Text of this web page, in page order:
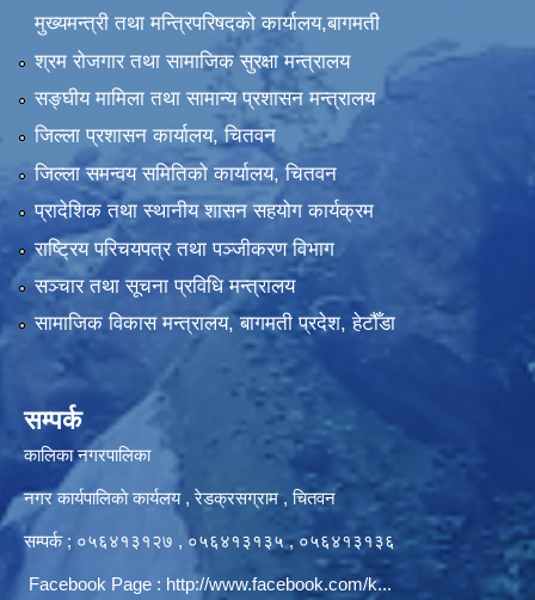
मुख्यमन्त्री तथा मन्त्रिपरिषदको कार्यालय,बागमती
श्रम रोजगार तथा सामाजिक सुरक्षा मन्त्रालय
सङ्‍घीय मामिला तथा सामान्य प्रशासन मन्त्रालय
जिल्ला प्रशासन कार्यालय, चितवन
जिल्ला समन्वय समितिको कार्यालय, चितवन
प्रादेशिक तथा स्थानीय शासन सहयोग कार्यक्रम
राष्ट्रिय परिचयपत्र तथा पञ्‍जीकरण विभाग
सञ्‍चार तथा सूचना प्रविधि मन्त्रालय
सामाजिक विकास मन्त्रालय, बागमती प्रदेश, हेटौँडा
सम्पर्क
कालिका नगरपालिका
नगर कार्यपालिकाे कार्यलय‍ , रेडक्रसग्राम , चितवन
सम्पर्क ; ०५६४१३१२७ , ०५६४१३१३५ , ०५६४१३१३६
Facebook Page : http://www.facebook.com/k...